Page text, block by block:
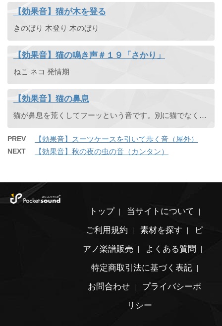
【効果音】猫が木を登る
きのぼり 木登り 木のぼり
【効果音】猫の鳴き声＃１９「さかり」
ねこ ネコ 発情期
【効果音】猫の鼻息
猫が鼻息を荒くしてフーッという音です。別に猫でなくても犬でも人間の鼻息としても使えます。
PREV 【効果音】スーツケースを引いて歩く音（屋外）
NEXT 【効果音】秋の夜の虫の音（カンタン）
トップ
当サイトについて
ご利用規約
素材を探す
ピ
アノ楽譜販売
よくある質問
特定商取引法に基づく表記
お問合わせ
プライバシーポ
リシー